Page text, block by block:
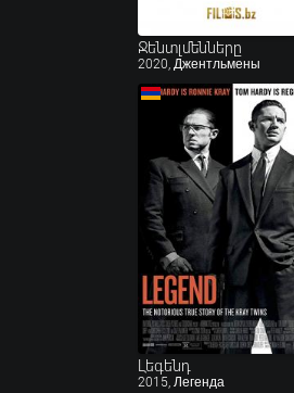
Ջենտլմենները
2020, Джентльмены
Լեգենդ
2015, Легенда